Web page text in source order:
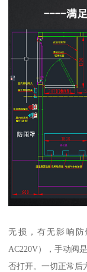
无损，有无影响防
AC220V），手动阀是
否打开。一切正常后